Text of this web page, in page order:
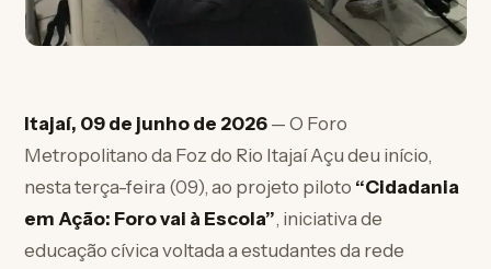
Itajaí, 09 de junho de 2026 — O Foro
Metropolitano da Foz do Rio Itajaí Açu deu início,
nesta terça-feira (09), ao projeto piloto “Cidadania
em Ação: Foro vai à Escola”, iniciativa de
educação cívica voltada a estudantes da rede